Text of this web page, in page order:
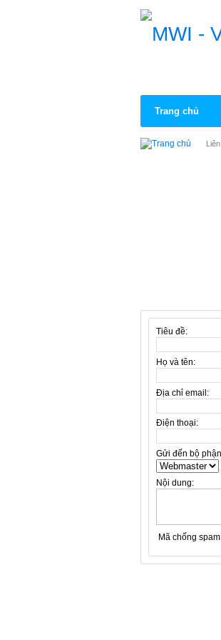
Trang chủ
Tiêu đề:
Họ và tên:
Địa chỉ email:
Điện thoại:
Gửi đến bộ
Nội dung:
Mã chống